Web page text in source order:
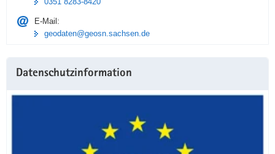
E-Mail:
geodaten@geosn.sachsen.de
Datenschutzinformation